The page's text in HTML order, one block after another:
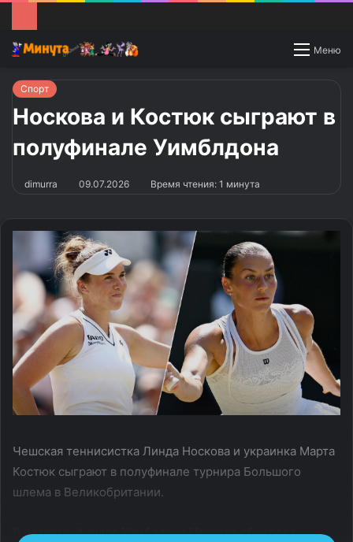
Меню
Switch
Спорт
Носкова и Костюк сыграют в
полуфинале Уимблдона
dimurra 09.07.2026 Время чтения: 1 минута
Чешская теннисистка Линда Носкова и украинка Марта
Костюк сыграют в полуфинале турнира Большого
шлема в Великобритании.
В четвертьфинале Уимблдона Носкова обыграла